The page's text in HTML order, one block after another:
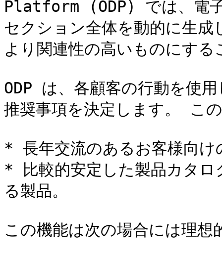
Platform (ODP) では、電
セクション全体を動的に生
より関連性の高いものにす
ODP は、各顧客の行動を使
推奨事項を決定します。 こ
* 長年交流のあるお客様向け
* 比較的安定した製品カタロ
る製品。
この機能は次の場合には理